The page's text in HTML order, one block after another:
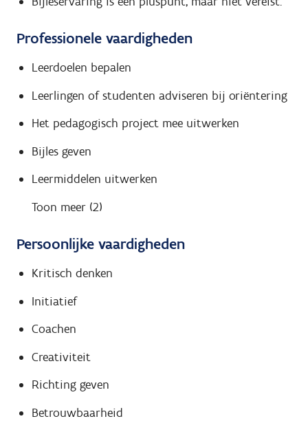
Professionele vaardigheden
Leerdoelen bepalen
Leerlingen of studenten adviseren bij oriëntering
Het pedagogisch project mee uitwerken
Bijles geven
Leermiddelen uitwerken
Toon meer (2)
Persoonlijke vaardigheden
Kritisch denken
Initiatief
Coachen
Creativiteit
Richting geven
Betrouwbaarheid